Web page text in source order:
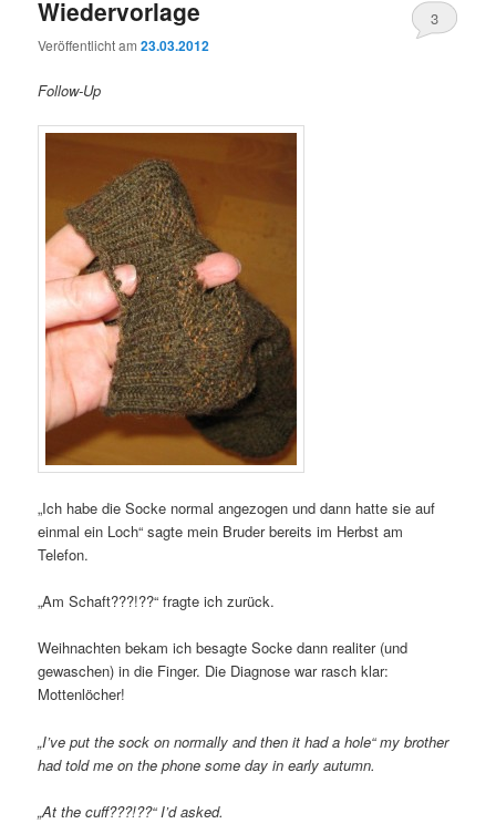
Wiedervorlage
Veröffentlicht am23.03.2012
3
Follow-Up
„Ich habe die Socke normal angezogen und dann hatte sie auf
einmal ein Loch“ sagte mein Bruder bereits im Herbst am
Telefon.
„Am Schaft???!??“ fragte ich zurück.
Weihnachten bekam ich besagte Socke dann realiter (und
gewaschen) in die Finger. Die Diagnose war rasch klar:
Mottenlöcher!
„I’ve put the sock on normally and then it had a hole“ my brother
had told me on the phone some day in early autumn.
„At the cuff???!??“ I’d asked.